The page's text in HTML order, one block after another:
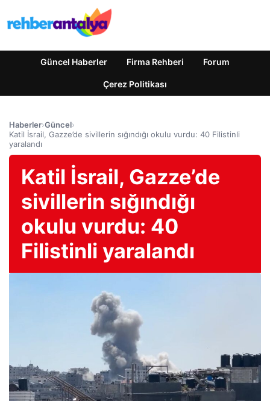
Güncel Haberler Firma Rehberi Forum
Çerez Politikası
Haberler›Güncel›
Katil İsrail, Gazze’de sivillerin sığındığı okulu vurdu: 40 Filistinli
yaralandı
Katil İsrail, Gazze’de
sivillerin sığındığı
okulu vurdu: 40
Filistinli yaralandı